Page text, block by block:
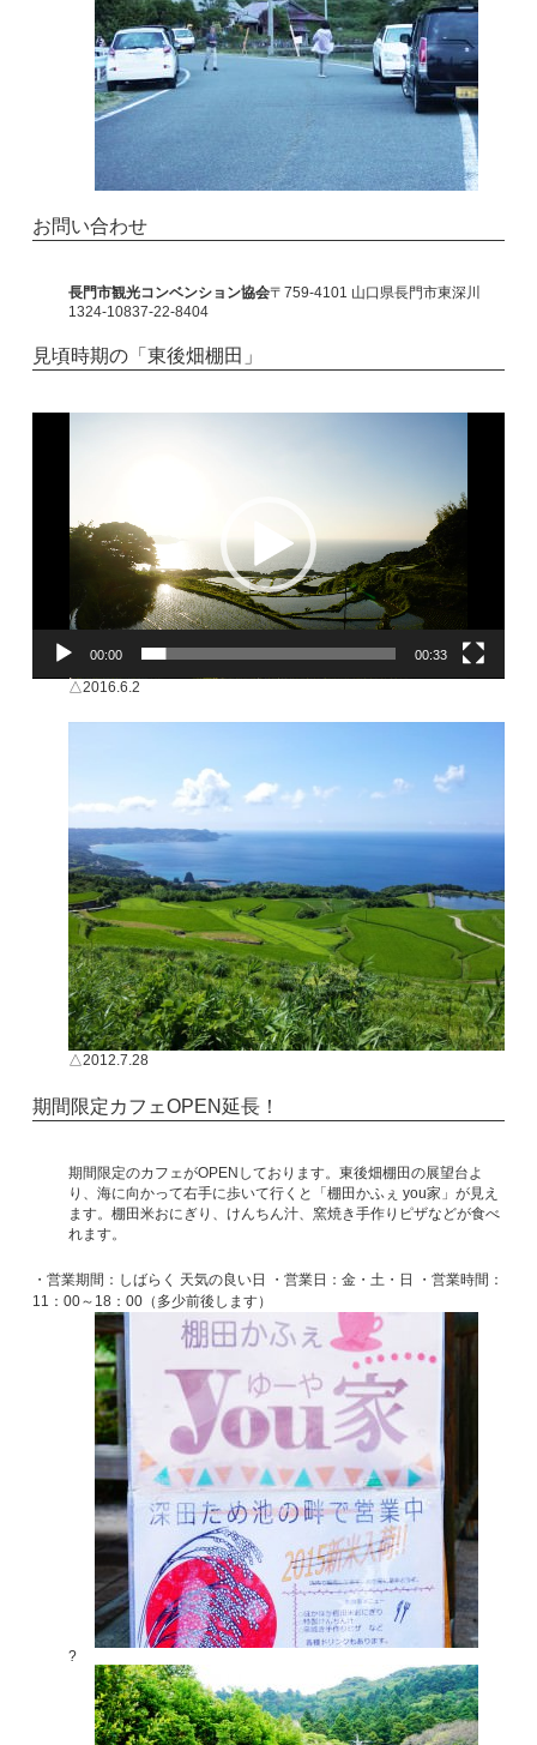
お問い合わせ
長門市観光コンベンション協会〒759-4101 山口県長門市東深川
1324-10837-22-8404
見頃時期の「東後畑棚田」
00:00 00:33
△2016.6.2
△2012.7.28
期間限定カフェOPEN延長！
期間限定のカフェがOPENしております。東後畑棚田の展望台よ
り、海に向かって右手に歩いて行くと「棚田かふぇ you家」が見え
ます。棚田米おにぎり、けんちん汁、窯焼き手作りピザなどが食べ
れます。
・営業期間：しばらく 天気の良い日 ・営業日：金・土・日
・営業時間：
11：00～18：00（多少前後します）
?